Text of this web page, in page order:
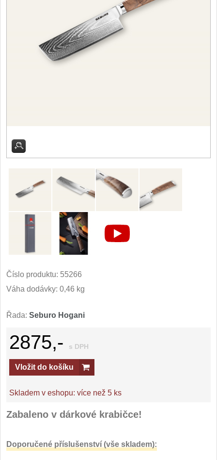
Sekáčky a speciální nože15
Ostření nožů
Dárky
Číslo produktu: 55266
Váha dodávky: 0,46 kg
Řada: Seburo Hogani
2875,- s DPH
Vložit do košíku
Skladem v eshopu: více než 5 ks
Zabaleno v dárkové krabičce!
Doporučené příslušenství (vše skladem):